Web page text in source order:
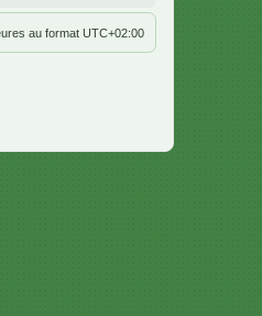
au format UTC+02:00